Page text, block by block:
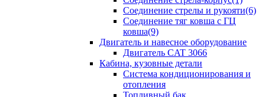
Соединение стрелы и рукояти(6)
Соединение тяг ковша с ГЦ
ковша(9)
Двигатель и навесное оборудование
Двигатель CAT 3066
Кабина, кузовные детали
Система кондиционирования и
отопления
Топливный бак